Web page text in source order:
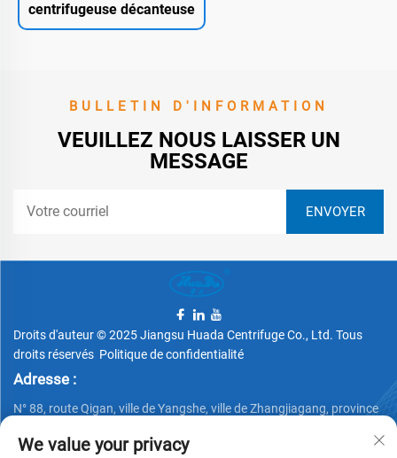
centrifugeuse décanteuse
BULLETIN D'INFORMATION
VEUILLEZ NOUS LAISSER UN
MESSAGE
Droits d'auteur © 2025 Jiangsu Huada Centrifuge Co., Ltd. Tous
droits réservés Politique de confidentialité
Adresse :
N° 88, route Qigan, ville de Yangshe, ville de Zhangjiagang, province
We value your privacy